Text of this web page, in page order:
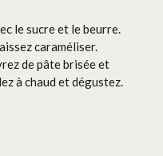
le sucre et le beurre.
caraméliser.
de pâte brisée et
à chaud et dégustez.